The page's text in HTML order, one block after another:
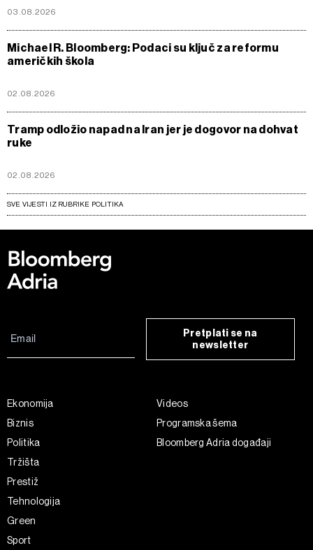
03.08.2026
Michael R. Bloomberg: Podaci su ključ za reformu
američkih škola
02.08.2026
Tramp odložio napad na Iran jer je dogovor na dohvat
ruke
02.08.2026
SVE VIJESTI IZ RUBRIKE POLITIKA
Pretplati se na
newsletter
Ekonomija
Biznis
Politika
Tržišta
Prestiž
Tehnologija
Green
Sport
Videos
Programska šema
Bloomberg Adria događaji